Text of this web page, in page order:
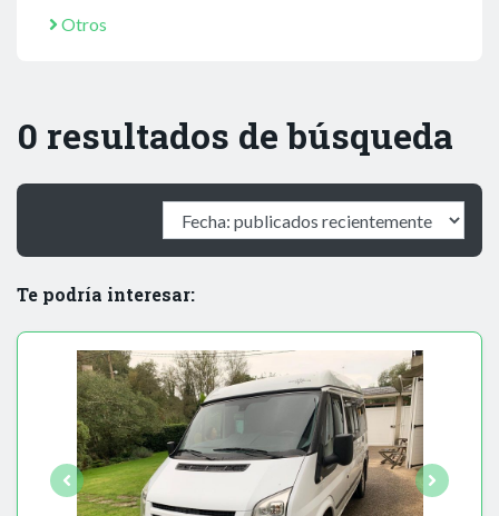
Otros
0 resultados de búsqueda
Te podría interesar: